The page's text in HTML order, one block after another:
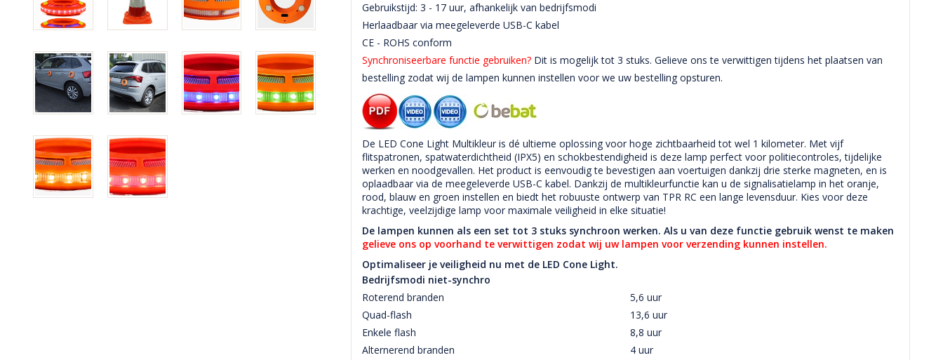
Gebruikstijd: 3 - 17 uur, afhankelijk van bedrijfsmodi
Herlaadbaar via meegeleverde USB-C kabel
CE - ROHS conform
Synchroniseerbare functie gebruiken? Dit is mogelijk tot 3 stuks. Gelieve ons te verwittigen tijdens het plaatsen van
bestelling zodat wij de lampen kunnen instellen voor we uw bestelling opsturen.
De LED Cone Light Multikleur is dé ultieme oplossing voor hoge zichtbaarheid tot wel 1 kilometer. Met vijf
flitspatronen, spatwaterdichtheid (IPX5) en schokbestendigheid is deze lamp perfect voor politiecontroles, tijdelijke
werken en noodgevallen. Het product is eenvoudig te bevestigen aan voertuigen dankzij drie sterke magneten, en is
oplaadbaar via de meegeleverde USB-C kabel. Dankzij de multikleurfunctie kan u de signalisatielamp in het oranje,
rood, blauw en groen instellen en biedt het robuuste ontwerp van TPR RC een lange levensduur. Kies voor deze
krachtige, veelzijdige lamp voor maximale veiligheid in elke situatie!
De lampen kunnen als een set tot 3 stuks synchroon werken. Als u van deze functie gebruik wenst te maken
gelieve ons op voorhand te verwittigen zodat wij uw lampen voor verzending kunnen instellen.
Optimaliseer je veiligheid nu met de LED Cone Light.
Bedrijfsmodi niet-synchro
Roterend branden
5,6 uur
Quad-flash
13,6 uur
Enkele flash
8,8 uur
Alternerend branden
4 uur